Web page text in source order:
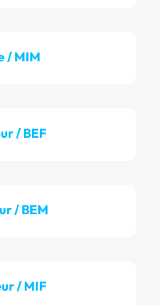
/ MIM
/ BEF
/ BEM
/ MIF